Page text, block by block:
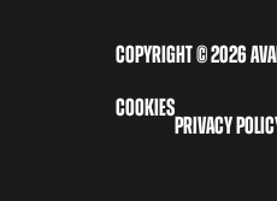
COPYRIGHT © 2026
COOKIES
PRIVACY